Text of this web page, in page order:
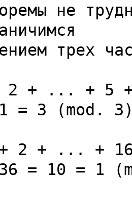
не
трех
+ ... + 5 +
= 3 (mod.
2 + ... + 16
= 10 = 1